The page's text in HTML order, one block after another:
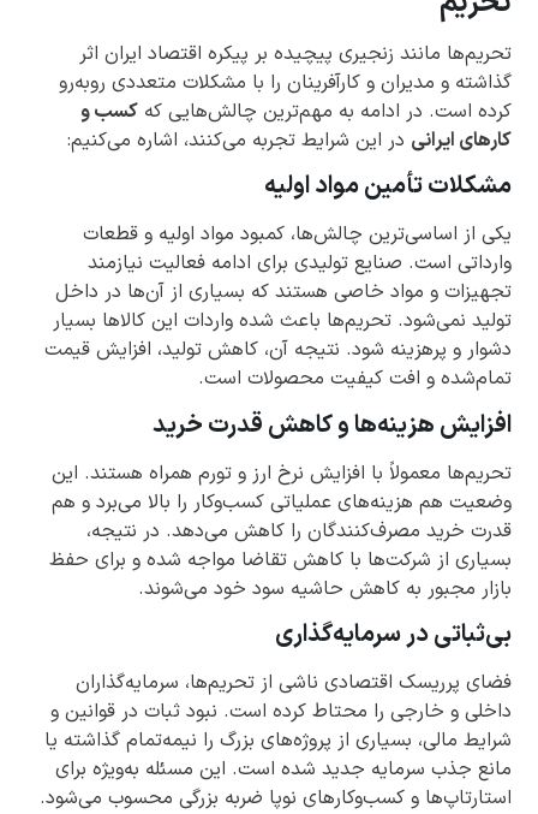
تحریم‌ها مانند زنجیری پیچیده بر پیکره اقتصاد ایران اثر
گذاشته و مدیران و کارآفرینان را با مشکلات متعددی روبه‌رو
کرده است. در ادامه به مهم‌ترین چالش‌هایی که کسب و
کارهای ایرانی در این شرایط تجربه می‌کنند، اشاره می‌کنیم:
مشکلات تأمین مواد اولیه
یکی از اساسی‌ترین چالش‌ها، کمبود مواد اولیه و قطعات
وارداتی است. صنایع تولیدی برای ادامه فعالیت نیازمند
تجهیزات و مواد خاصی هستند که بسیاری از آن‌ها در داخل
تولید نمی‌شود. تحریم‌ها باعث شده واردات این کالاها بسیار
دشوار و پرهزینه شود. نتیجه آن، کاهش تولید، افزایش قیمت
تمام‌شده و افت کیفیت محصولات است.
افزایش هزینه‌ها و کاهش قدرت خرید
تحریم‌ها معمولاً با افزایش نرخ ارز و تورم همراه هستند. این
وضعیت هم هزینه‌های عملیاتی کسب‌وکار را بالا می‌برد و هم
قدرت خرید مصرف‌کنندگان را کاهش می‌دهد. در نتیجه،
بسیاری از شرکت‌ها با کاهش تقاضا مواجه شده و برای حفظ
بازار مجبور به کاهش حاشیه سود خود می‌شوند.
بی‌ثباتی در سرمایه‌گذاری
فضای پرریسک اقتصادی ناشی از تحریم‌ها، سرمایه‌گذاران
داخلی و خارجی را محتاط کرده است. نبود ثبات در قوانین و
شرایط مالی، بسیاری از پروژه‌های بزرگ را نیمه‌تمام گذاشته یا
مانع جذب سرمایه جدید شده است. این مسئله به‌ویژه برای
استارتاپ‌ها و کسب‌وکارهای نوپا ضربه بزرگی محسوب می‌شود.